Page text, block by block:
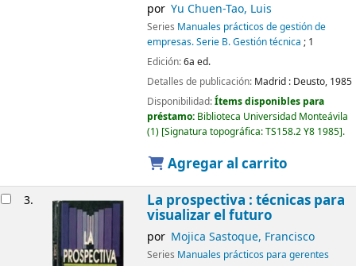
por Yu Chuen-Tao, Luis
Series Manuales prácticos de gestión de
empresas. Serie B. Gestión técnica ; 1
Edición:6a ed.
Detalles de publicación: Madrid : Deusto, 1985
Disponibilidad:Ítems disponibles para
préstamo: Biblioteca Universidad Monteávila
(1) Signatura topográfica:TS158.2 Y8 1985 .
Agregar al carrito
3. La prospectiva : técnicas para
visualizar el futuro
por Mojica Sastoque, Francisco
Series Manuales prácticos para gerentes